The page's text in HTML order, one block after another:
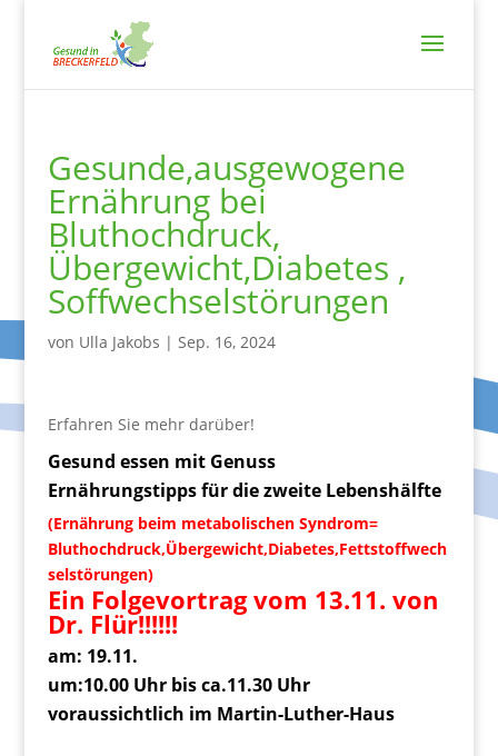
Gesunde,ausgewogene
Ernährung bei
Bluthochdruck,
Übergewicht,Diabetes ,
Soffwechselstörungen
von Ulla Jakobs | Sep. 16, 2024
Erfahren Sie mehr darüber!
Gesund essen mit Genuss
Ernährungstipps für die zweite Lebenshälfte
(Ernährung beim metabolischen Syndrom=
Bluthochdruck,Übergewicht,Diabetes,Fettstoffwech
selstörungen)
Ein Folgevortrag vom 13.11. von
Dr. Flür!!!!!!
am: 19.11.
um:10.00 Uhr bis ca.11.30 Uhr
voraussichtlich im Martin-Luther-Haus